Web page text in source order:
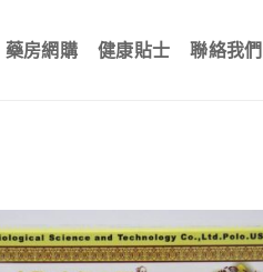
藥房網購 健康貼士 聯絡我們